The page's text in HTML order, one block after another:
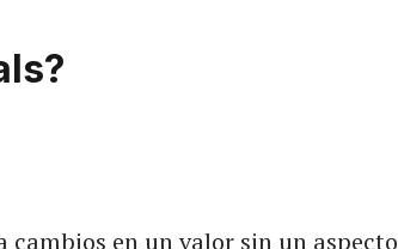
cambios en un valor sin un aspecto